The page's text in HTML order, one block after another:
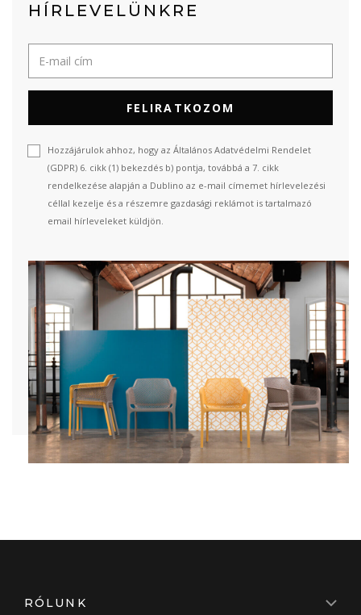
HÍRLEVELÜNKRE
FELIRATKOZOM
Hozzájárulok ahhoz, hogy az Általános Adatvédelmi Rendelet
(GDPR) 6. cikk (1) bekezdés b) pontja, továbbá a 7. cikk
rendelkezése alapján a Dublino az e-mail címemet hírlevelezési
céllal kezelje és a részemre gazdasági reklámot is tartalmazó
email hírleveleket küldjön.
RÓLUNK